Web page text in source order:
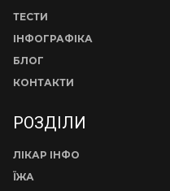
ТЕСТИ
ІНФОГРАФІКА
БЛОГ
КОНТАКТИ
РОЗДІЛИ
ЛІКАР ІНФО
ЇЖА